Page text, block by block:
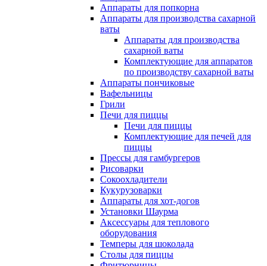
Аппараты для попкорна
Аппараты для производства сахарной
ваты
Аппараты для производства
сахарной ваты
Комплектующие для аппаратов
по производству сахарной ваты
Аппараты пончиковые
Вафельницы
Грили
Печи для пиццы
Печи для пиццы
Комплектующие для печей для
пиццы
Прессы для гамбургеров
Рисоварки
Сокоохладители
Кукурузоварки
Аппараты для хот-догов
Установки Шаурма
Аксессуары для теплового
оборудования
Темперы для шоколада
Столы для пиццы